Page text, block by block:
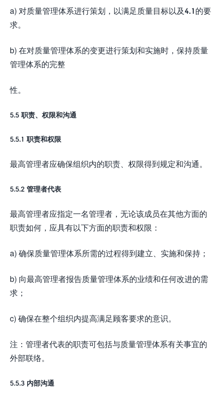
a) 对质量管理体系进行策划，以满足质量目标以及4.1的要
求。
b) 在对质量管理体系的变更进行策划和实施时，保持质量
管理体系的完整
性。
5.5 职责、权限和沟通
5.5.1 职责和权限
最高管理者应确保组织内的职责、权限得到规定和沟通。
5.5.2 管理者代表
最高管理者应指定一名管理者，无论该成员在其他方面的
职责如何，应具有以下方面的职责和权限：
a) 确保质量管理体系所需的过程得到建立、实施和保持；
b) 向最高管理者报告质量管理体系的业绩和任何改进的需
求；
c) 确保在整个组织内提高满足顾客要求的意识。
注：管理者代表的职责可包括与质量管理体系有关事宜的
外部联络。
5.5.3 内部沟通